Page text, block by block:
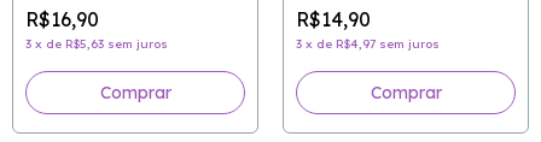
R$16,90
3 x de R$5,63 sem juros
R$14,90
3 x de R$4,97 sem juros